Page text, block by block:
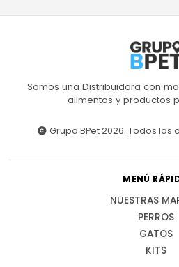
Somos una Distribuidora con
alimentos y productos
Grupo BPet 2026. Todos
MENÚ
NUESTRAS
PERROS
GATOS
KITS